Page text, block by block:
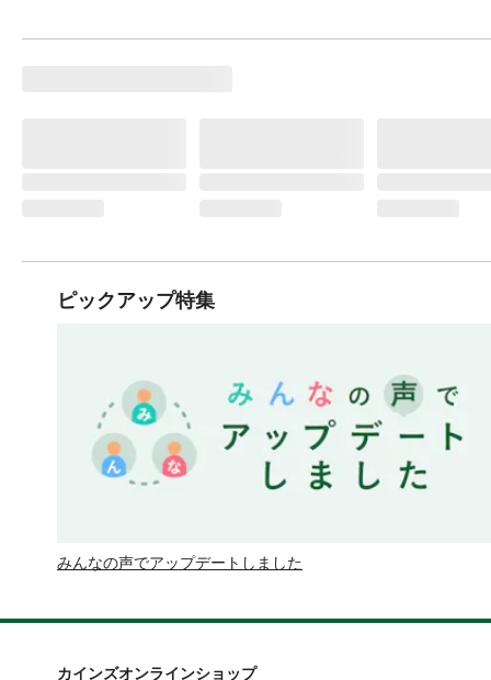
ピックアップ特集
みんなの声でアップデートしました
カインズオンラインショップ